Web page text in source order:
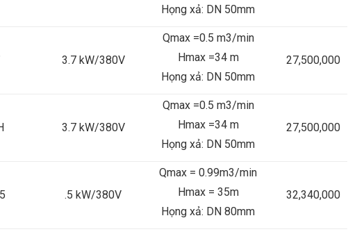
Họng xả: DN 50mm
3.7 kW/380V
Qmax =0.5 m3/min
Hmax =34 m
Họng xả: DN 50mm
27,500,000
3.7 kW/380V
Qmax =0.5 m3/min
Hmax =34 m
Họng xả: DN 50mm
27,500,000
5 .5 kW/380V
Qmax = 0.99m3/min
Hmax = 35m
Họng xả: DN 80mm
32,340,000